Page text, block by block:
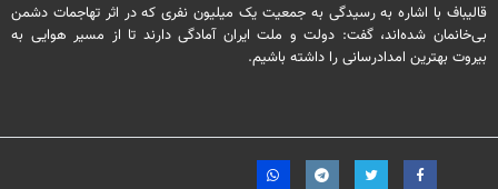
قالیباف با اشاره به رسیدگی به جمعیت یک میلیون نفری که در اثر تهاجمات دشمن
بی‌خانمان شده‌اند، گفت: دولت و ملت ایران آمادگی دارند تا از مسیر هوایی به
بیروت بهترین امدادرسانی را داشته باشیم.